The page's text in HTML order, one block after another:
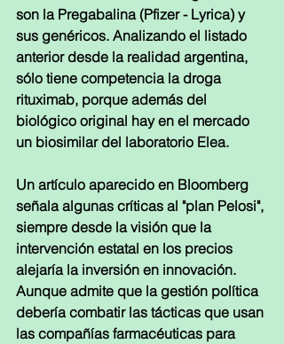
son la Pregabalina (Pfizer - Lyrica) y
sus genéricos. Analizando el listado
anterior desde la realidad argentina,
sólo tiene competencia la droga
rituximab, porque además del
biológico original hay en el mercado
un biosimilar del laboratorio Elea.
Un artículo aparecido en Bloomberg
señala algunas críticas al "plan Pelosi",
siempre desde la visión que la
intervención estatal en los precios
alejaría la inversión en innovación.
Aunque admite que la gestión política
debería combatir las tácticas que usan
las compañías farmacéuticas para